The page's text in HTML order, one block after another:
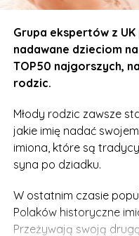
Grupa ekspertów z
nadawane dzieciom
TOP50 najgorszych,
rodzic.
Młody rodzic zawsze
jakie imię nadać
imiona, które są
syna po dziadku.
W ostatnim czasie
Polaków historyczne
Przeżywają swoją